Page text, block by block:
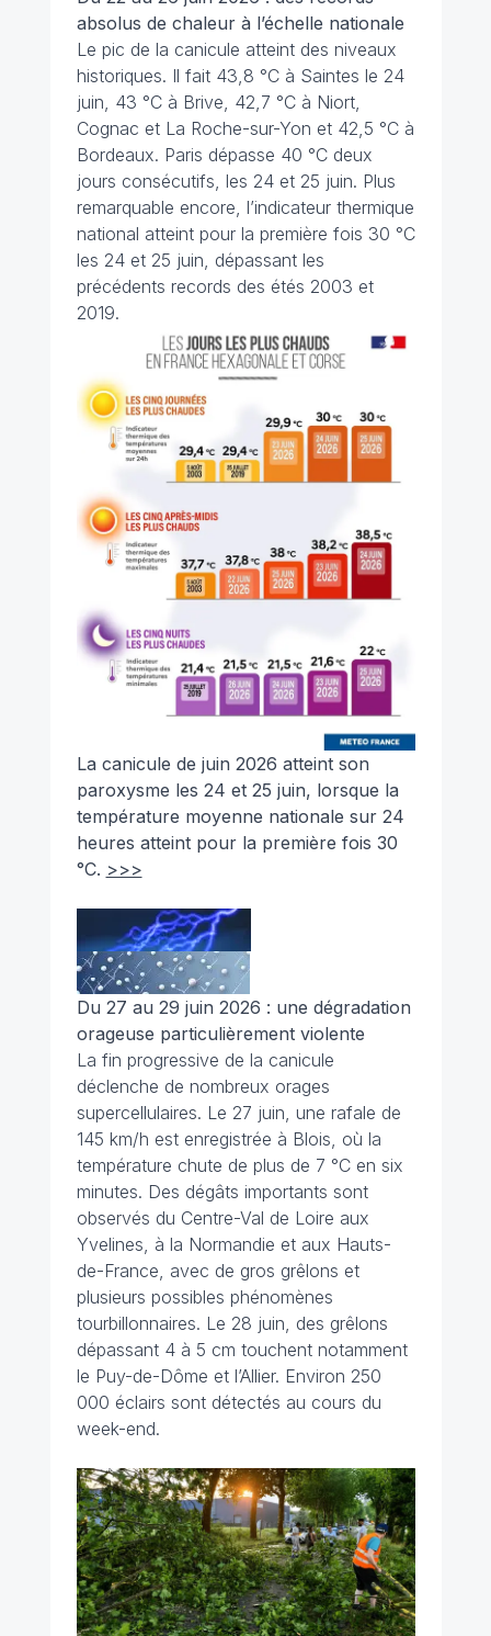
absolus de chaleur à l’échelle nationale
Le pic de la canicule atteint des niveaux
historiques. Il fait 43,8 °C à Saintes le 24
juin, 43 °C à Brive, 42,7 °C à Niort,
Cognac et La Roche-sur-Yon et 42,5 °C à
Bordeaux. Paris dépasse 40 °C deux
jours consécutifs, les 24 et 25 juin. Plus
remarquable encore, l’indicateur thermique
national atteint pour la première fois 30 °C
les 24 et 25 juin, dépassant les
précédents records des étés 2003 et
2019.
La canicule de juin 2026 atteint son
paroxysme les 24 et 25 juin, lorsque la
température moyenne nationale sur 24
heures atteint pour la première fois 30
°C. >>>
Du 27 au 29 juin 2026 : une dégradation
orageuse particulièrement violente
La fin progressive de la canicule
déclenche de nombreux orages
supercellulaires. Le 27 juin, une rafale de
145 km/h est enregistrée à Blois, où la
température chute de plus de 7 °C en six
minutes. Des dégâts importants sont
observés du Centre-Val de Loire aux
Yvelines, à la Normandie et aux Hauts-
de-France, avec de gros grêlons et
plusieurs possibles phénomènes
tourbillonnaires. Le 28 juin, des grêlons
dépassant 4 à 5 cm touchent notamment
le Puy-de-Dôme et l’Allier. Environ 250
000 éclairs sont détectés au cours du
week-end.